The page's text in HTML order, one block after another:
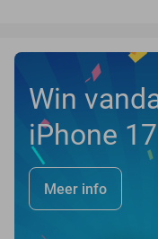
Win
iPhone
Meer info